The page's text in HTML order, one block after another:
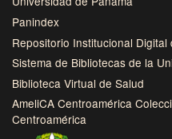
Panindex
Repositorio Institucional
Sistema de Bibliotecas de la
Biblioteca Virtual de Salud
AmeliCA Centroamérica
Centroamérica